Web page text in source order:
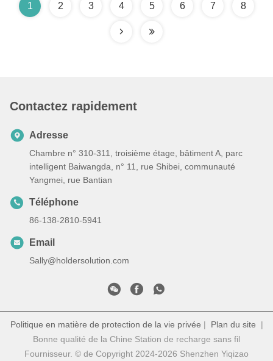
1 2 3 4 5 6 7 8
Contactez rapidement
Adresse
Chambre n° 310-311, troisième étage, bâtiment A, parc
intelligent Baiwangda, n° 11, rue Shibei, communauté
Yangmei, rue Bantian
Téléphone
86-138-2810-5941
Email
Sally@holdersolution.com
Politique en matière de protection de la vie privée | Plan du site |
Bonne qualité de la Chine Station de recharge sans fil
Fournisseur. © de Copyright 2024-2026 Shenzhen Yiqizao